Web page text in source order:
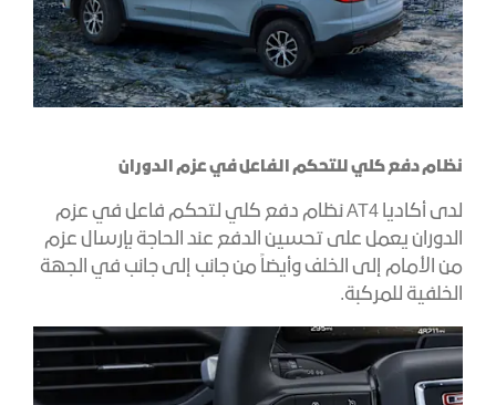
نظام دفع كلي للتحكم الفاعل في عزم الدوران
لدى أكاديا AT4 نظام دفع كلي لتحكم فاعل في عزم
الدوران يعمل على تحسين الدفع عند الحاجة بإرسال عزم
من الأمام إلى الخلف وأيضاً من جانب إلى جانب في الجهة
الخلفية للمركبة.